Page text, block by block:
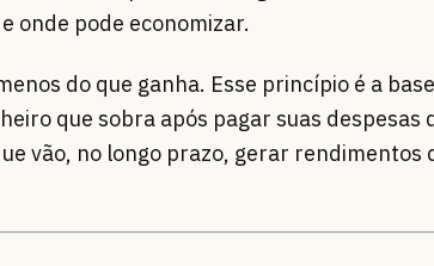
onde pode economizar.
do que ganha. Esse princípio é a
que sobra após pagar suas
vão, no longo prazo, gerar rendimentos